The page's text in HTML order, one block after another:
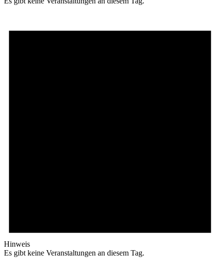
Hinweis
Es gibt keine Veranstaltungen an diesem Tag.